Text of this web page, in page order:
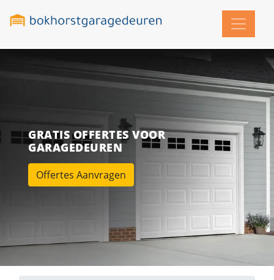
GRATIS OFFERTES VOOR
GARAGEDEUREN
Offertes Aanvragen